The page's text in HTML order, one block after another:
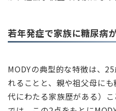
若年発症で家族に糖尿病
MODYの典型的な特徴は、
れることと、親や祖父母に
代にわたる家族歴がある）